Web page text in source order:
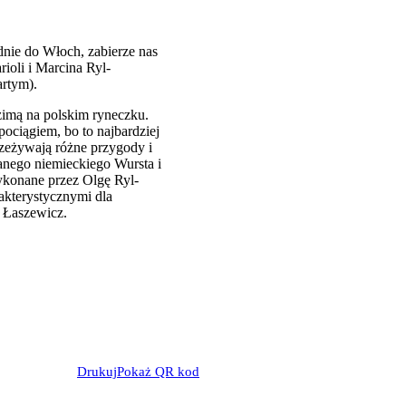
do Włoch, zabierze nas
i Marcina Ryl-
na polskim ryneczku.
bo to najbardziej
różne przygody i
niemieckiego Wursta i
przez Olgę Ryl-
dla
DrukujPokaż QR kod